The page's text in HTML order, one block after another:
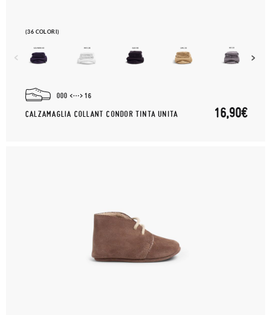
(36 COLORI)
000 16
CALZAMAGLIA COLLANT CONDOR TINTA UNITA 16,90€